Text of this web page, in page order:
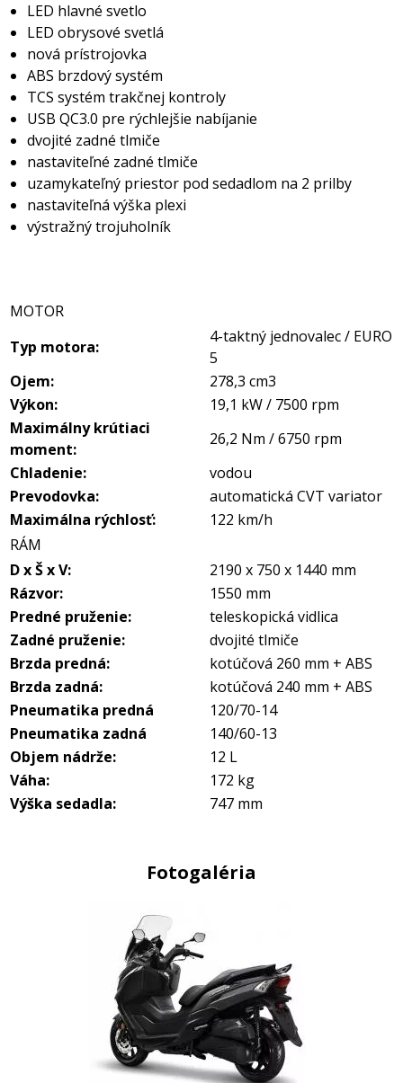
LED hlavné svetlo
LED obrysové svetlá
nová prístrojovka
ABS brzdový systém
TCS systém trakčnej kontroly
USB QC3.0 pre rýchlejšie nabíjanie
dvojité zadné tlmiče
nastaviteľné zadné tlmiče
uzamykateľný priestor pod sedadlom na 2 prilby
nastaviteľná výška plexi
výstražný trojuholník
MOTOR
Typ motora:
4-taktný jednovalec / EURO
5
Ojem:
278,3 cm3
Výkon:
19,1 kW / 7500 rpm
Maximálny krútiaci
moment:
26,2 Nm / 6750 rpm
Chladenie:
vodou
Prevodovka:
automatická CVT variator
Maximálna rýchlosť:
122 km/h
RÁM
D x Š x V:
2190 x 750 x 1440 mm
Rázvor:
1550 mm
Predné pruženie:
teleskopická vidlica
Zadné pruženie:
dvojité tlmiče
Brzda predná:
kotúčová 260 mm + ABS
Brzda zadná:
kotúčová 240 mm + ABS
Pneumatika predná
120/70-14
Pneumatika zadná
140/60-13
Objem nádrže:
12 L
Váha:
172 kg
Výška sedadla:
747 mm
Fotogaléria